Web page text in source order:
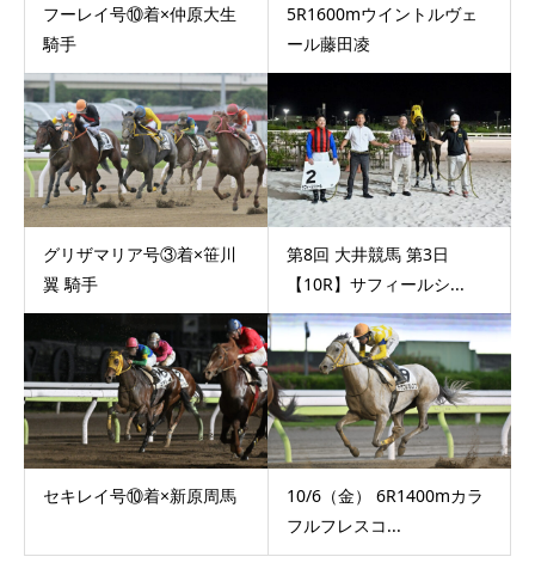
フーレイ号⑩着×仲原大生
騎手
5R1600mウイントルヴェ
ール藤田凌
グリザマリア号③着×笹川
翼 騎手
第8回 大井競馬 第3日
【10R】サフィールシ...
セキレイ号⑩着×新原周馬
10/6（金） 6R1400mカラ
フルフレスコ...